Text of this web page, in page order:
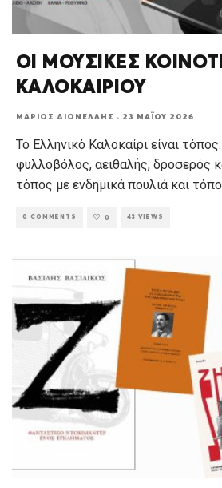
ΟΙ ΜΟΥΣΙΚΕΣ
ΚΑΛΟΚΑΙΡΙΟΥ
ΜΆΡΙΟΣ ΔΙΟΝΈΛΛΗΣ · 23 ΜΑΪ́ΟΥ 2026
Το Ελληνικό Καλοκαίρι είναι
φυλλοβόλος, αειθαλής, δροσερός
τόπος με ενδημικά πουλιά και
0 COMMENTS 0 43 VIEWS